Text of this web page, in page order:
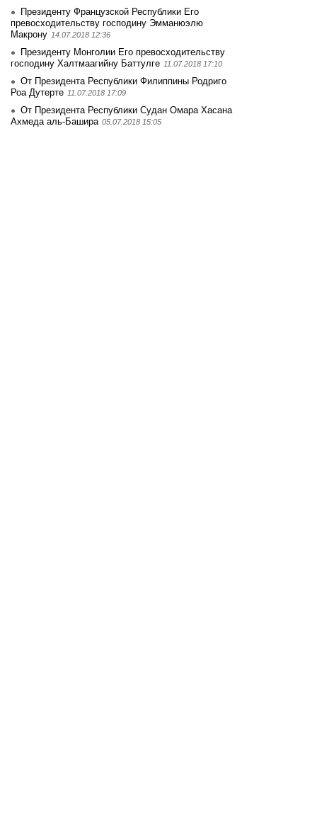
Президенту Французской Республики Его
превосходительству господину Эмманюэлю
Макрону 14.07.2018 12:36
Президенту Монголии Его превосходительству
господину Халтмаагийну Баттулге 11.07.2018 17:10
От Президента Республики Филиппины Родриго
Роа Дутерте 11.07.2018 17:09
От Президента Республики Судан Омара Хасана
Ахмеда аль-Башира 05.07.2018 15:05